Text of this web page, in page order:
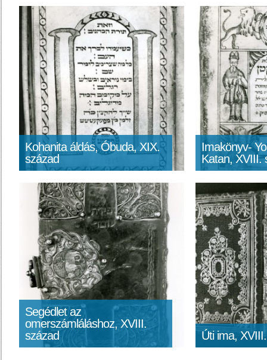
Kohanita áldás, Óbuda, XIX.
század
Imakönyv-
Katan, XVIII.
Segédlet az
omerszámláláshoz, XVIII.
század
Úti ima,